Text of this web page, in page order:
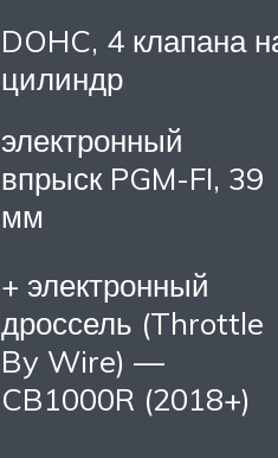
DOHC, 4 клапана
цилиндр
электронный
впрыск PGM-FI, 39
мм
+ электронный
дроссель (Throttle
By Wire) —
CB1000R (2018+)